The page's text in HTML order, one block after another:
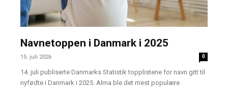
Navnetoppen i Danmark i 2025
15. juli 2026 0
14. juli publiserte Danmarks Statistik topplistene for navn gitt til
nyfødte i Danmark i 2025. Alma ble det mest populære